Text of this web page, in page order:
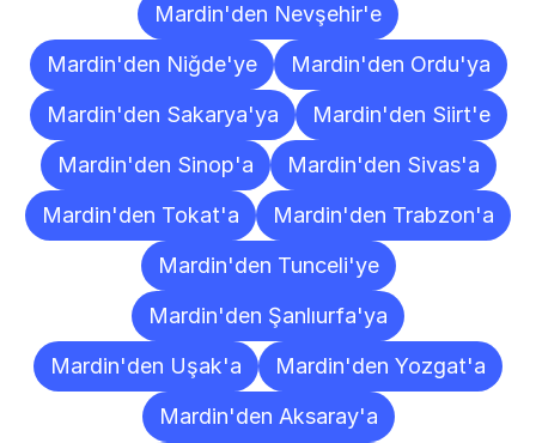
Mardin'den Nevşehir'e
Mardin'den Niğde'ye
Mardin'den Ordu'ya
Mardin'den Sakarya'ya
Mardin'den Siirt'e
Mardin'den Sinop'a
Mardin'den Sivas'a
Mardin'den Tokat'a
Mardin'den Trabzon'a
Mardin'den Tunceli'ye
Mardin'den Şanlıurfa'ya
Mardin'den Uşak'a
Mardin'den Yozgat'a
Mardin'den Aksaray'a